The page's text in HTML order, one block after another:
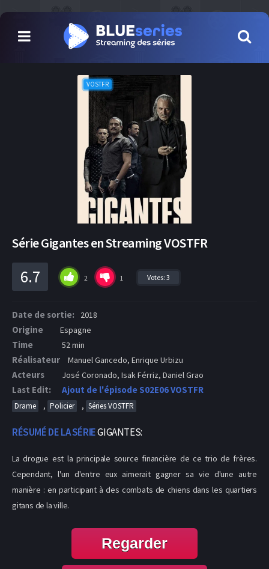
VOSTFR
Série Gigantes en Streaming VOSTFR
6.7 2 1 Votes: 3
Date de sortie: 2018
Origine Espagne
Time 52 min
Réalisateur Manuel Gancedo, Enrique Urbizu
Acteurs José Coronado, Isak Férriz, Daniel Grao
Last Edit: Ajout de l'épisode S02E06 VOSTFR
Drame , Policier , Séries VOSTFR
RÉSUMÉ DE LA SÉRIEGIGANTES:
La drogue est la principale source financière de ce trio de frères.
Cependant, l'un d'entre eux aimerait gagner sa vie d'une autre
manière : en participant à des combats de chiens dans les quartiers
gitans de la ville.
Regarder